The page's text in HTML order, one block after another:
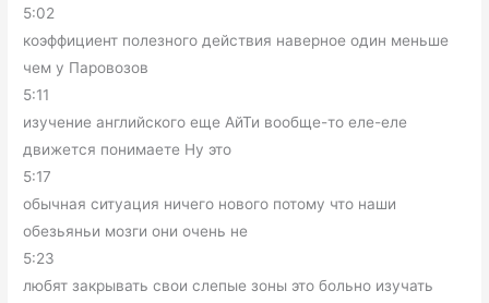
5:02
коэффициент полезного действия наверное один меньше
чем у Паровозов
5:11
изучение английского еще АйТи вообще-то еле-еле
движется понимаете Ну это
5:17
обычная ситуация ничего нового потому что наши
обезьяньи мозги они очень не
5:23
любят закрывать свои слепые зоны это больно изучать